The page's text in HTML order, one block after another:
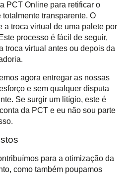
PCT Online para retificar o
transparente. O
a troca virtual de uma palete por
processo é fácil de seguir,
troca virtual antes ou depois da
agora entregar as nossas
e sem qualquer disputa
Se surgir um litígio, este é
da PCT e eu não sou parte
para a otimização da
como também poupamos